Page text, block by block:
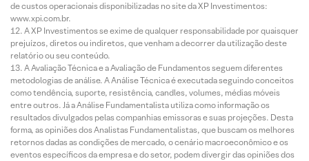
de custos operacionais disponibilizadas no site da XP Investimentos:
www.xpi.com.br.
A XP Investimentos se exime de qualquer responsabilidade por quaisquer
prejuízos, diretos ou indiretos, que venham a decorrer da utilização deste
relatório ou seu conteúdo.
A Avaliação Técnica e a Avaliação de Fundamentos seguem diferentes
metodologias de análise. A Análise Técnica é executada seguindo conceitos
como tendência, suporte, resistência, candles, volumes, médias móveis
entre outros. Já a Análise Fundamentalista utiliza como informação os
resultados divulgados pelas companhias emissoras e suas projeções. Desta
forma, as opiniões dos Analistas Fundamentalistas, que buscam os melhores
retornos dadas as condições de mercado, o cenário macroeconômico e os
eventos específicos da empresa e do setor, podem divergir das opiniões dos